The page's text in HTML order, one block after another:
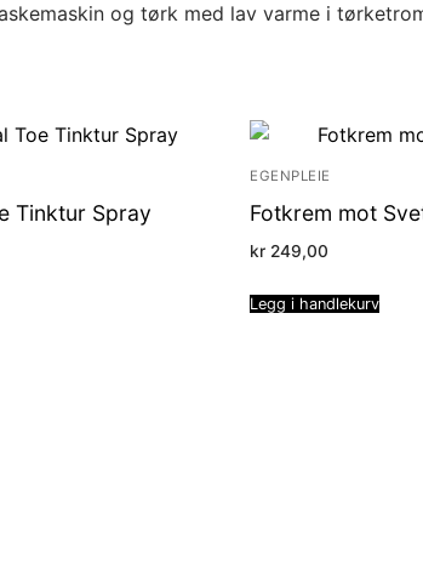
og tørk med lav varme i
Tinktur Spray
EGENPLEIE
Fotkrem mot
kr 249,00
Legg i handlekurv